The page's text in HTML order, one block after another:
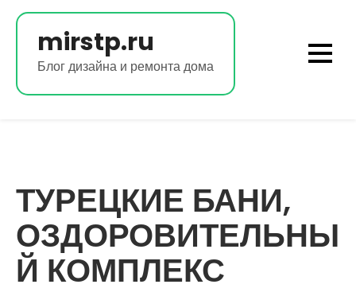
Перейти
содержимомуmirstp.ru
Блог дизайна и ремонта дома
ТУРЕЦКИЕ БАНИ,
ОЗДОРОВИТЕЛЬНЫ
Й КОМПЛЕКС